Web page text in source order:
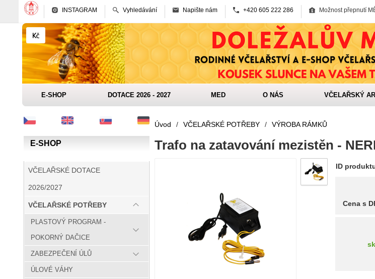
INSTAGRAM Vyhledávání Napište nám +420 605 222 286 Možnost přepnutí
E-SHOP DOTACE 2026 - 2027 MED O NÁS VČELAŘSKÝ
E-SHOP
VČELAŘSKÉ DOTACE
2026/2027
VČELAŘSKÉ POTŘEBY
PLASTOVÝ PROGRAM -
POKORNÝ DAČICE
ZABEZPEČENÍ ÚLŮ
ÚLOVÉ VÁHY
Úvod / VČELAŘSKÉ POTŘEBY / VÝROBA RÁMKŮ
Trafo na zatavování mezistěn -
ID
Cena s